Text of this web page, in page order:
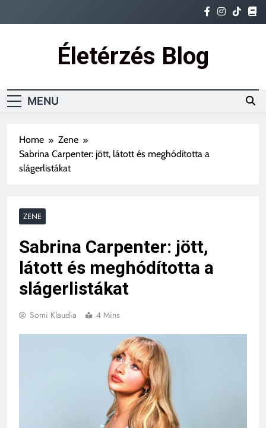
Életérzés Blog
MENU
Home
Zene
Sabrina Carpenter: jött, látott és meghódította a
slágerlistákat
ZENE
Sabrina Carpenter: jött,
látott és meghódította a
slágerlistákat
Somi Klaudia 4 Mins